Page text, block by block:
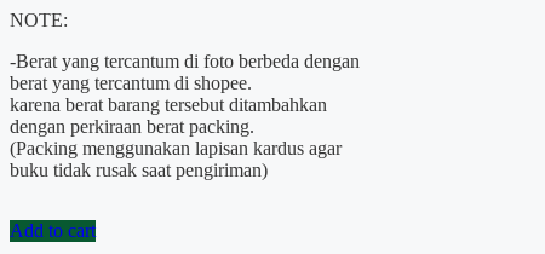
NOTE:
-Berat yang tercantum di foto berbeda dengan
berat yang tercantum di shopee.
karena berat barang tersebut ditambahkan
dengan perkiraan berat packing.
(Packing menggunakan lapisan kardus agar
buku tidak rusak saat pengiriman)
Add to cart